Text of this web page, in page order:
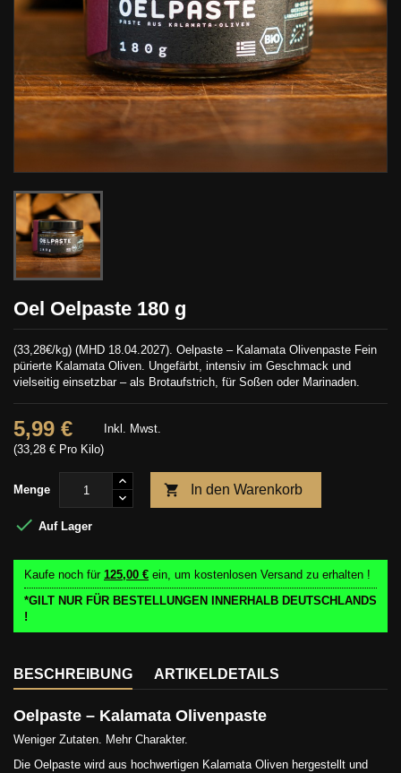
Oel Oelpaste 180 g
(33,28€/kg) (MHD 18.04.2027). Oelpaste – Kalamata Olivenpaste Fein
pürierte Kalamata Oliven. Ungefärbt, intensiv im Geschmack und
vielseitig einsetzbar – als Brotaufstrich, für Soßen oder Marinaden.
5,99 €
(33,28 € Pro Kilo)
Inkl. Mwst.
Menge  In den Warenkorb
 Auf Lager
Kaufe noch für 125,00 € ein, um kostenlosen Versand zu erhalten !
*GILT NUR FÜR BESTELLUNGEN INNERHALB DEUTSCHLANDS
!
BESCHREIBUNG ARTIKELDETAILS
Oelpaste – Kalamata Olivenpaste
Weniger Zutaten. Mehr Charakter.
Die Oelpaste wird aus hochwertigen Kalamata Oliven hergestellt und